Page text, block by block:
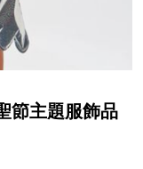
節主題服飾品